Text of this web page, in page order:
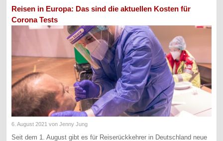
Reisen in Europa: Das sind die aktuellen Kosten für
Corona Tests
6. August 2021 von Jenny Jung
Seit dem 1. August gibt es für Reiserückkehrer in Deutschland neue